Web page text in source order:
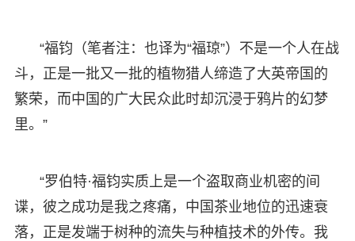
“福钧（笔者注：也译为“福琼”）不是一个人在战
斗，正是一批又一批的植物猎人缔造了大英帝国的
繁荣，而中国的广大民众此时却沉浸于鸦片的幻梦
里。”
“罗伯特·福钧实质上是一个盗取商业机密的间
谍，彼之成功是我之疼痛，中国茶业地位的迅速衰
落，正是发端于树种的流失与种植技术的外传。我